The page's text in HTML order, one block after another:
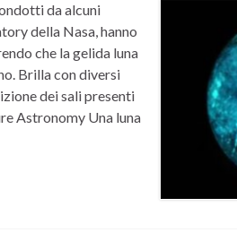
da alcuni
della Nasa, hanno
che la gelida luna
Brilla con diversi
dei sali presenti
Astronomy Una luna